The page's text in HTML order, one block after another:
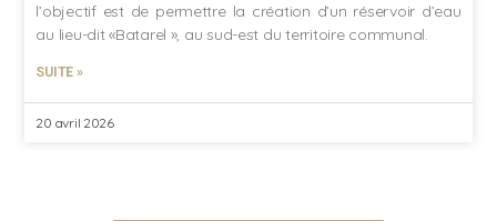
l’objectif est de permettre la création d’un réservoir d’eau
au lieu-dit «Batarel », au sud-est du territoire communal.
SUITE »
20 avril 2026